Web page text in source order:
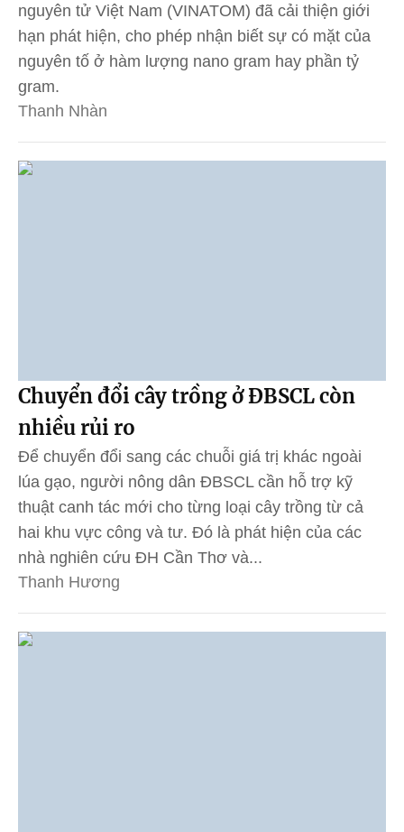
nguyên tử Việt Nam (VINATOM) đã cải thiện giới
hạn phát hiện, cho phép nhận biết sự có mặt của
nguyên tố ở hàm lượng nano gram hay phần tỷ
gram.
Thanh Nhàn
Chuyển đổi cây trồng ở ĐBSCL còn
nhiều rủi ro
Để chuyển đổi sang các chuỗi giá trị khác ngoài
lúa gạo, người nông dân ĐBSCL cần hỗ trợ kỹ
thuật canh tác mới cho từng loại cây trồng từ cả
hai khu vực công và tư. Đó là phát hiện của các
nhà nghiên cứu ĐH Cần Thơ và...
Thanh Hương